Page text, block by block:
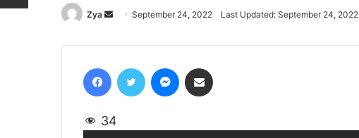
Zya
Send
email
September 24, 2022 Last Updated: September 24, 2022
34